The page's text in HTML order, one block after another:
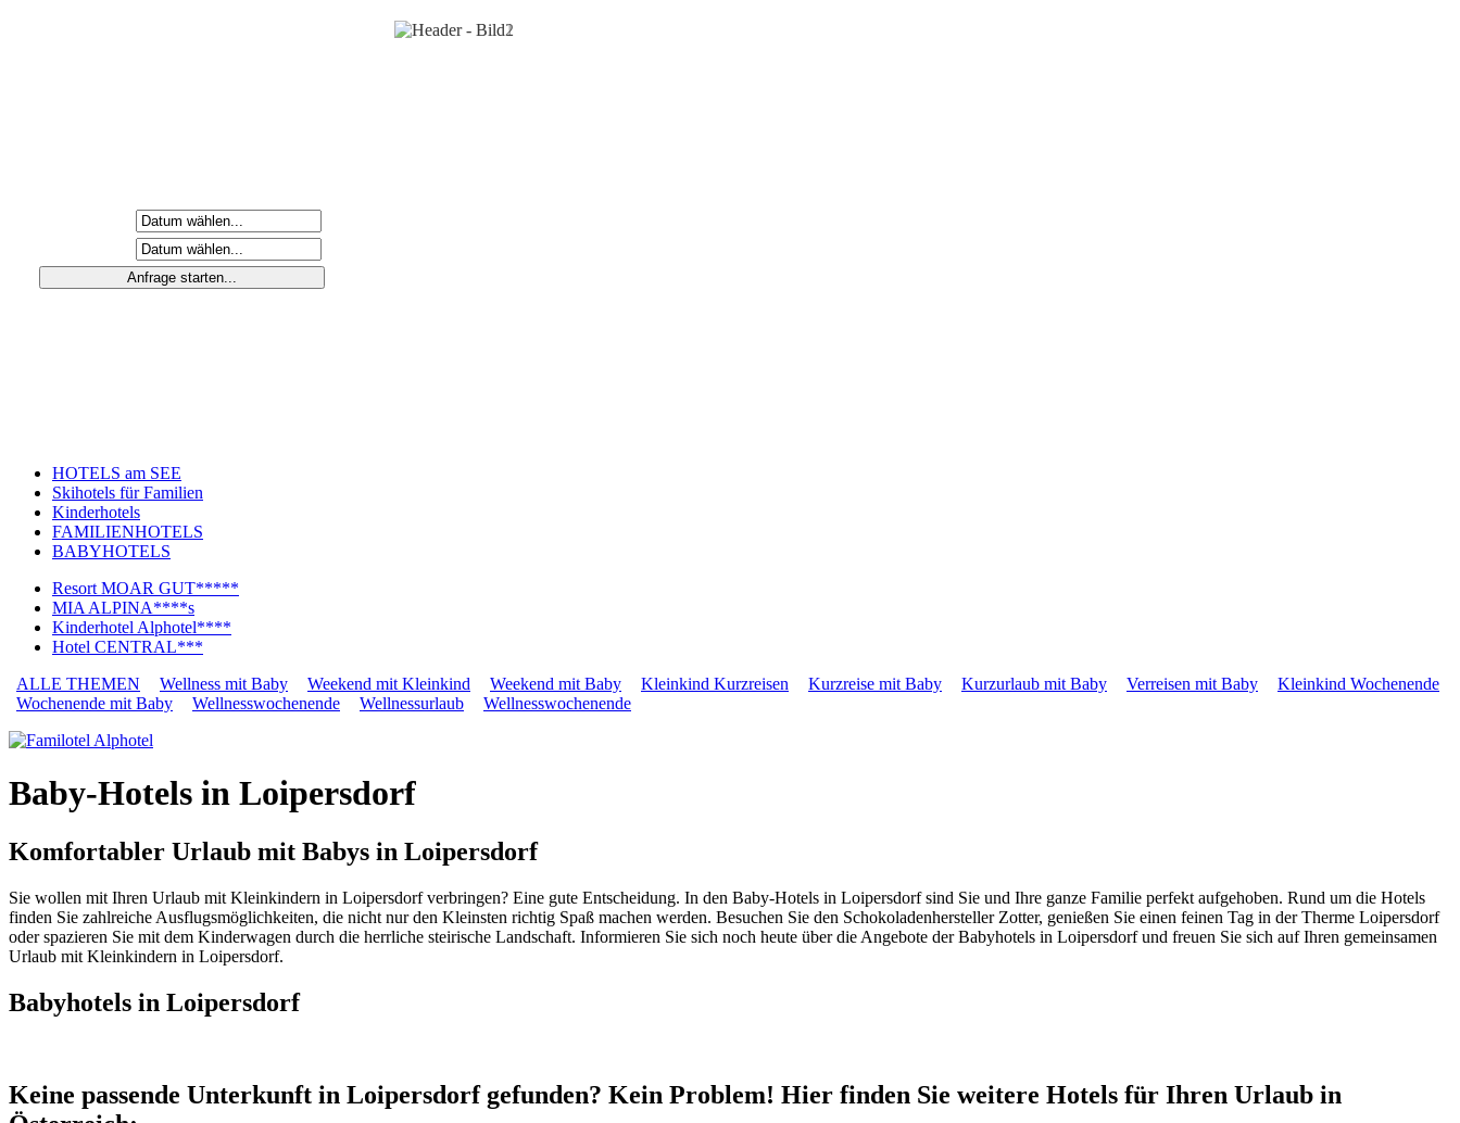
HOTELS am SEE
Skihotels für Familien
Kinderhotels
FAMILIENHOTELS
BABYHOTELS
Resort MOAR GUT*****
MIA ALPINA****s
Kinderhotel Alphotel****
Hotel CENTRAL***
ALLE THEMEN
Wellness mit Baby Weekend mit Kleinkind Weekend mit Baby Kleinkind Kurzreisen Kurzreise mit Baby Kurzurlaub mit Baby Verreisen mit Baby
Kleinkind Wochenende
Wochenende mit Baby
Wellnesswochenende Wellnessurlaub Wellnesswochenende
Baby-Hotels in Loipersdorf
Komfortabler Urlaub mit Babys in Loipersdorf
Sie wollen mit Ihren Urlaub mit Kleinkindern in Loipersdorf verbringen? Eine gute Entscheidung. In den Baby-Hotels in Loipersdorf sind Sie und Ihre ganze Familie perfekt aufgehoben. Rund um die Hotels
finden Sie zahlreiche Ausflugsmöglichkeiten, die nicht nur den Kleinsten richtig Spaß machen werden. Besuchen Sie den Schokoladenhersteller Zotter, genießen Sie einen feinen Tag in der Therme Loipersdorf
oder spazieren Sie mit dem Kinderwagen durch die herrliche steirische Landschaft. Informieren Sie sich noch heute über die Angebote der Babyhotels in Loipersdorf und freuen Sie sich auf Ihren gemeinsamen
Urlaub mit Kleinkindern in Loipersdorf.
Babyhotels in Loipersdorf
Keine passende Unterkunft in Loipersdorf gefunden? Kein Problem! Hier finden Sie weitere Hotels für Ihren Urlaub in